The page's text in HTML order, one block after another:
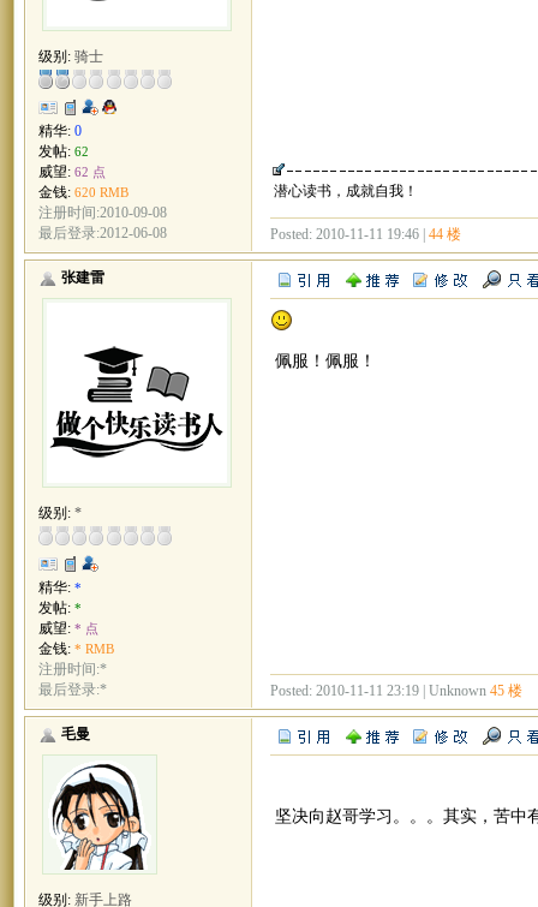
级别: 骑士
精华: 0
发帖: 62
威望: 62 点
金钱: 620 RMB
注册时间:2010-09-08
最后登录:2012-06-08
潜心读书，成就自我！
Posted: 2010-11-11 19:46 | 44 楼
张建雷
级别: *
精华: *
发帖: *
威望: * 点
金钱: * RMB
注册时间:*
最后登录:*
佩服！佩服！
Posted: 2010-11-11 23:19 | Unknown 45 楼
毛曼
级别: 新手上路
坚决向赵哥学习。。。其实，苦